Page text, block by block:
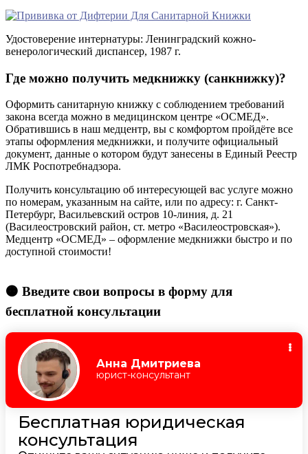
Удостоверение интернатуры: Ленинградский кожно-
венерологический диспансер, 1987 г.
Где можно получить медкнижку (санкнижку)?
Оформить санитарную книжку с соблюдением требований
закона всегда можно в медицинском центре «ОСМЕД».
Обратившись в наш медцентр, вы с комфортом пройдёте все
этапы оформления медкнижки, и получите официальный
документ, данные о котором будут занесены в Единый Реестр
ЛМК Роспотребнадзора.
Получить консультацию об интересующей вас услуге можно
по номерам, указанным на сайте, или по адресу: г. Санкт-
Петербург, Васильевский остров 10-линия, д. 21
(Василеостровский район, ст. метро «Василеостровская»).
Медцентр «ОСМЕД» – оформление медкнижки быстро и по
доступной стоимости!
🟠 Введите свои вопросы в форму для
бесплатной консультации